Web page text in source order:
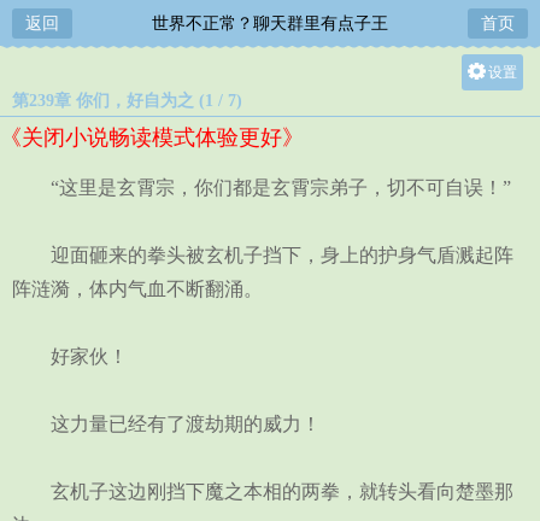
返回 世界不正常？聊天群里有点子王 首页
设置
中
第239章 你们，好自为之 (1 / 7)
《关闭小说畅读模式体验更好》
“这里是玄霄宗，你们都是玄霄宗弟子，切不可自误！”
迎面砸来的拳头被玄机子挡下，身上的护身气盾溅起阵
阵涟漪，体内气血不断翻涌。
好家伙！
这力量已经有了渡劫期的威力！
玄机子这边刚挡下魔之本相的两拳，就转头看向楚墨那